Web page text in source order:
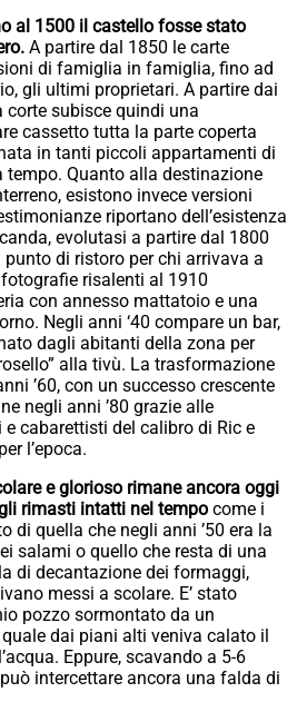
al 1500 il castello fosse stato
A partire dal 1850 le carte
di famiglia in famiglia, fino ad
gli ultimi proprietari. A partire dai
corte subisce quindi una
cassetto tutta la parte coperta
in tanti piccoli appartamenti di
tempo. Quanto alla destinazione
esistono invece versioni
riportano dell’esistenza
evolutasi a partire dal 1800
di ristoro per chi arrivava a
risalenti al 1910
con annesso mattatoio e una
Negli anni ‘40 compare un bar,
dagli abitanti della zona per
alla tivù. La trasformazione
’60, con un successo crescente
negli anni ’80 grazie alle
cabarettisti del calibro di Ric e
l’epoca.
e glorioso rimane ancora oggi
rimasti intatti nel tempo come i
di quella che negli anni ’50 era la
salami o quello che resta di una
di decantazione dei formaggi,
messi a scolare. E’ stato
pozzo sormontato da un
dai piani alti veniva calato il
Eppure, scavando a 5-6
intercettare ancora una falda di